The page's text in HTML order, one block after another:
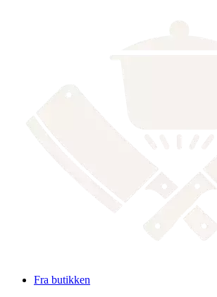
Fra butikken